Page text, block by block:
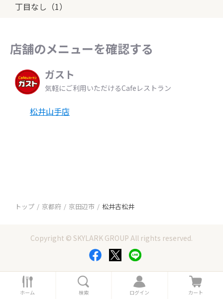
丁目なし（1）
店舗のメニューを確認する
ガスト
気軽にご利用いただけるCafeレストラン
松井山手店
トップ 京都府 京田辺市 松井古松井
Copyright © SKYLARK GROUP All rights reserved.
ホ
ー
ホーム 索
検索
ロ
グ
ログイン
カ
ー
カート